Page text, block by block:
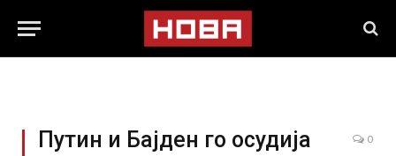
Путин и Бајден го осудија
0